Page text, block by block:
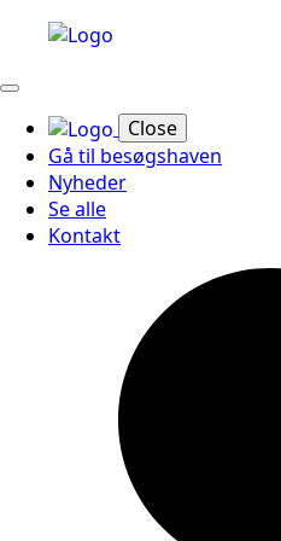
Close
Gå til besøgshaven
Nyheder
Se alle
Kontakt